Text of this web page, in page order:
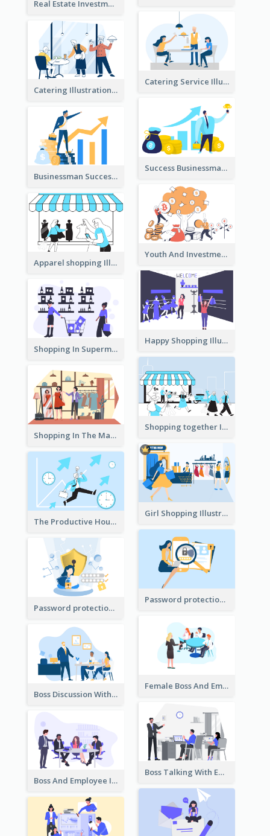
Real Estate Investment Illustration
Catering Service Illustration
Catering Illustration
Success Businessman Illustration
Businessman Success Illustration
Youth And Investment Illustration
Apparel shopping Illustration
Happy Shopping Illustration
Shopping In Supermarket Illustration
Shopping together Illustration
Shopping In The Mall Illustration
Girl Shopping Illustration
The Productive Hours
Password protection Illustration 2
Password protection Illustration
Female Boss And Employee Illustration
Boss Discussion With Employee Illustration
Boss Talking With Employee Illustration
Boss And Employee Illustration